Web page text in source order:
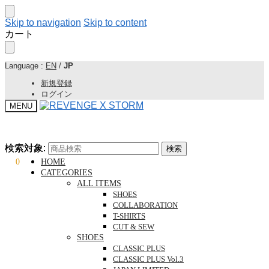
Skip to navigation Skip to content
カート
Language : EN / JP
新規登録
ログイン
MENU
検索対象:
検索
0
検索対象:
検索
HOME
CATEGORIES
ALL ITEMS
SHOES
COLLABORATION
T-SHIRTS
CUT & SEW
SHOES
CLASSIC PLUS
CLASSIC PLUS Vol.3